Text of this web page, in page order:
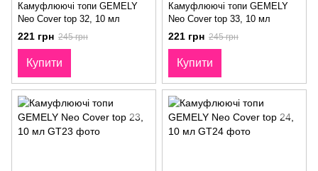
Камуфлюючі топи GEMELY
Neo Cover top 32, 10 мл
221 грн 245 грн
Купити
Камуфлюючі топи GEMELY
Neo Cover top 33, 10 мл
221 грн 245 грн
Купити